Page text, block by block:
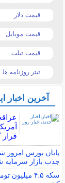
قیمت دلار
قیمت موبایل
قیمت تبلت
تیتر روزنامه ها
آخرین اخبار
جذب بازار سرمایه
سکه ۴.۵